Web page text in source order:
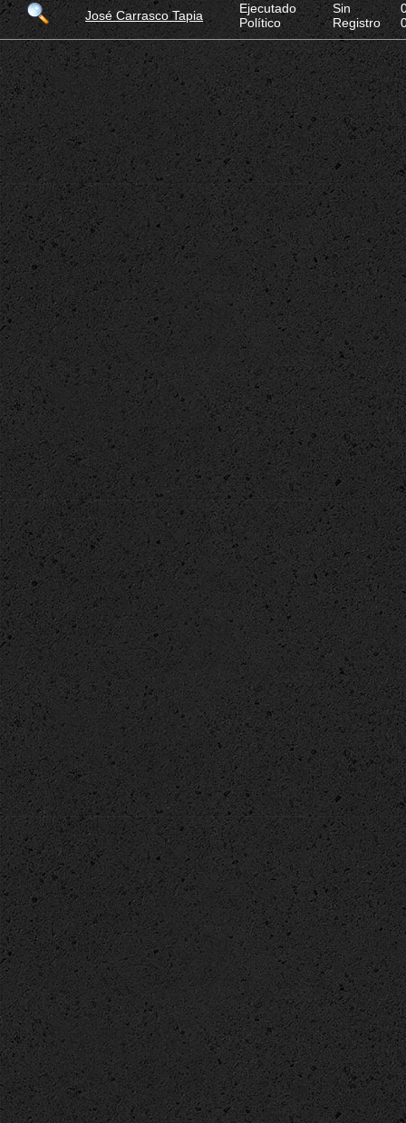
José Carrasco Tapia
Ejecutado
Político
Sin
Registro